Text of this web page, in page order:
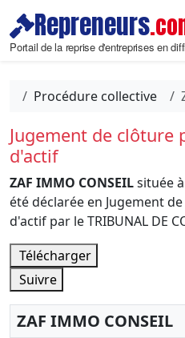
Repreneurs
Portail de la reprise d'entreprises en
Procédure collective
Jugement de clôture
d'actif
ZAF IMMO CONSEILsituée à
été déclarée en Jugement
d'actif par le TRIBUNAL DE
Télécharger
Suivre
ZAF IMMO CONSEIL